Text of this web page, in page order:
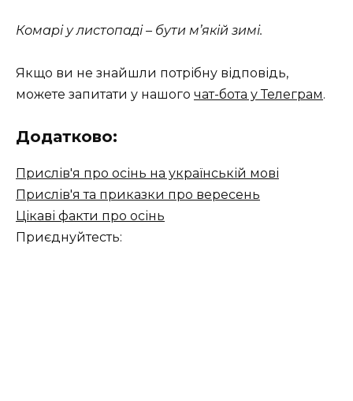
Комарі у листопаді – бути м’якій зимі.
Якщо ви не знайшли потрібну відповідь,
можете запитати у нашого чат-бота у Телеграм.
Додатково:
Прислів'я про осінь на українській мові
Прислів'я та приказки про вересень
Цікаві факти про осінь
Приєднуйтесть: